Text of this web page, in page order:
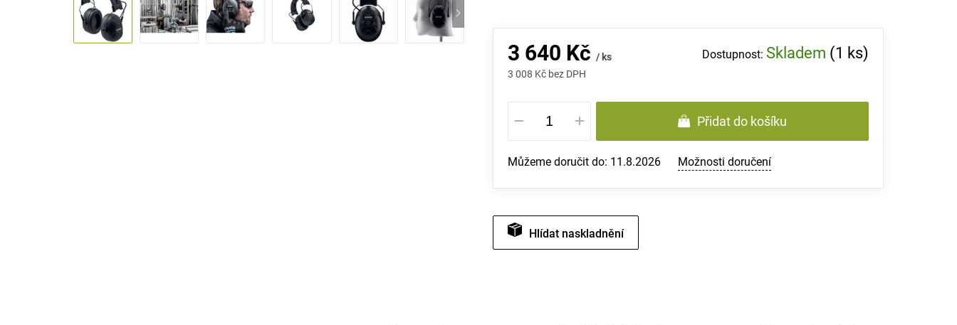
3 640 Kč / ks
3 008 Kč bez DPH
Měrná
cena:
Skladem (1 ks)
Přidat do košíku
Můžeme doručit do: 11.8.2026 Možnosti doručení
Hlídat